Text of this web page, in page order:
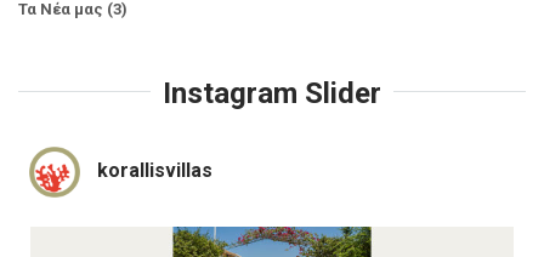
Τα Νέα μας (3)
Instagram Slider
korallisvillas